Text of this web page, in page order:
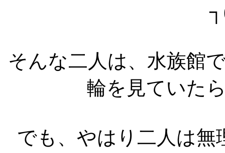
そんな二人は、水族館
輪を見ていた
でも、やはり二人は